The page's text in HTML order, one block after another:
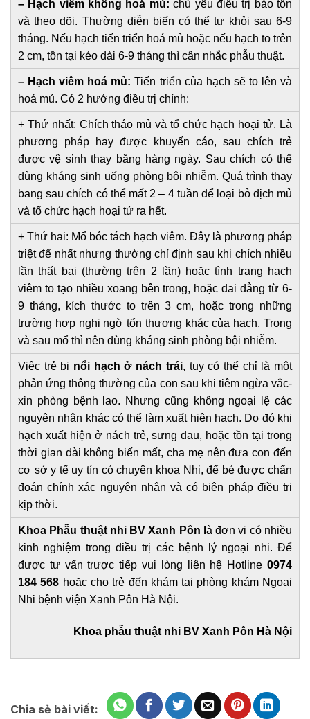
– Hạch viêm không hoá mủ: chủ yếu điều trị bảo tồn
và theo dõi. Thường diễn biến có thể tự khỏi sau 6-9
tháng. Nếu hạch tiến triển hoá mủ hoặc nếu hạch to trên
2 cm, tồn tại kéo dài 6-9 tháng thì cân nhắc phẫu thuật.
– Hạch viêm hoá mủ: Tiến triển của hạch sẽ to lên và
hoá mủ. Có 2 hướng điều trị chính:
+ Thứ nhất: Chích tháo mủ và tổ chức hạch hoại tử. Là
phương pháp hay được khuyến cáo, sau chích trẻ
được vệ sinh thay băng hàng ngày. Sau chích có thể
dùng kháng sinh uống phòng bội nhiễm. Quá trình thay
bang sau chích có thể mất 2 – 4 tuần để loại bỏ dịch mủ
và tổ chức hạch hoại tử ra hết.
+ Thứ hai: Mổ bóc tách hạch viêm. Đây là phương pháp
triệt để nhất nhưng thường chỉ định sau khi chích nhiều
lần thất bại (thường trên 2 lần) hoặc tình trạng hạch
viêm to tạo nhiều xoang bên trong, hoặc dai dẳng từ 6-
9 tháng, kích thước to trên 3 cm, hoặc trong những
trường hợp nghi ngờ tổn thương khác của hạch. Trong
và sau mổ thì nên dùng kháng sinh phòng bội nhiễm.
Việc trẻ bị nổi hạch ở nách trái, tuy có thể chỉ là một
phản ứng thông thường của con sau khi tiêm ngừa vắc-
xin phòng bệnh lao. Nhưng cũng không ngoại lệ các
nguyên nhân khác có thể làm xuất hiện hạch. Do đó khi
hạch xuất hiện ở nách trẻ, sưng đau, hoặc tồn tại trong
thời gian dài không biến mất, cha mẹ nên đưa con đến
cơ sở y tế uy tín có chuyên khoa Nhi, để bé được chẩn
đoán chính xác nguyên nhân và có biện pháp điều trị
kịp thời.
Khoa Phẫu thuật nhi BV Xanh Pôn l à đơn vị có nhiều
kinh nghiệm trong điều trị các bệnh lý ngoại nhi. Để
được tư vấn trược tiếp vui lòng liên hệ Hotline 0974
184 568 hoặc cho trẻ đến khám tại phòng khám Ngoại
Nhi bệnh viện Xanh Pôn Hà Nội.
Khoa phẫu thuật nhi BV Xanh Pôn Hà Nội
Chia sẻ bài viết: